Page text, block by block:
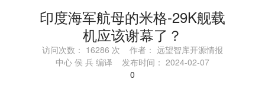
印度海军航母的米格-29K舰载
机应该谢幕了？
访问次数： 16286 次 作者： 远望智库开源情报
中心 侯 兵 编译 发布时间： 2024-02-07
0